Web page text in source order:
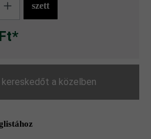
szett
kereskedőt a közelben